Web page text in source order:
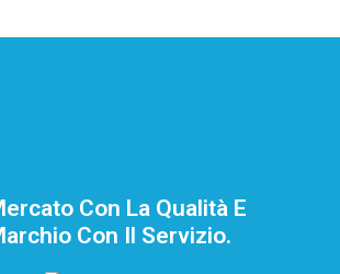
Con La Qualità E
Con Il Servizio.